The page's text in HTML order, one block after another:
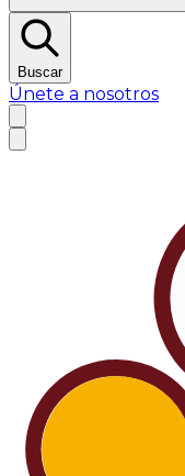
Buscar
Únete a nosotros